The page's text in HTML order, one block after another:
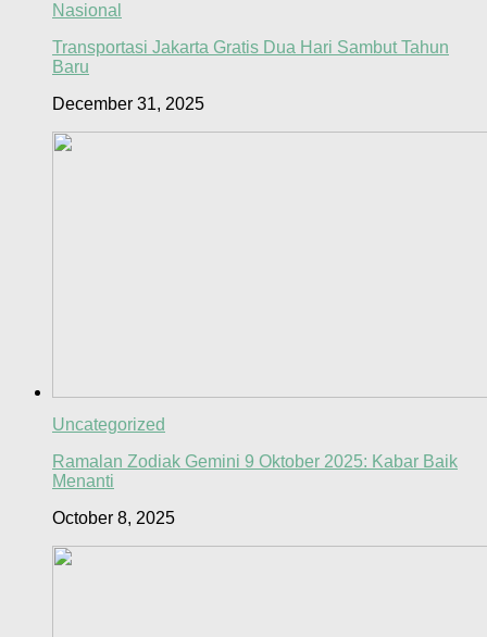
Nasional
Transportasi Jakarta Gratis Dua Hari Sambut Tahun
Baru
December 31, 2025
Uncategorized
Ramalan Zodiak Gemini 9 Oktober 2025: Kabar Baik
Menanti
October 8, 2025